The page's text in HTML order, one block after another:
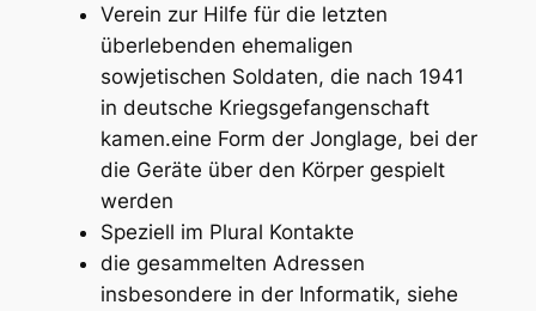
Verein zur Hilfe für die letzten
überlebenden ehemaligen
sowjetischen Soldaten, die nach 1941
in deutsche Kriegsgefangenschaft
kamen.eine Form der Jonglage, bei der
die Geräte über den Körper gespielt
werden
Speziell im Plural Kontakte
die gesammelten Adressen
insbesondere in der Informatik, siehe